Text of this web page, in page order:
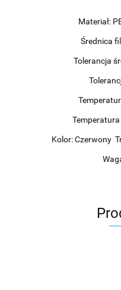
Materiał:
Średnica
Tolerancja
Kolor: Czerwony